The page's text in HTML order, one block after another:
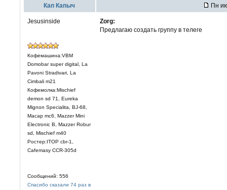
Кап Капыч Пн
Jesusinside
Кофемашина:VBM
Domobar super digital, La
Pavoni Stradivari, La
Cimbali m21
Кофемолка:Mischief
demon sd 71, Eureka
Mignon Specialita, BJ-68,
Macap mc6, Mazzer Mini
Electronic В, Mazzer Robur
sd, Mischief m40
Ростер:ITOP cbr-1,
Cafemasy CCR-305d
Сообщений: 556
Спасибо сказали 74 раз в
Zorg:
Предлагаю создать группу в телеге